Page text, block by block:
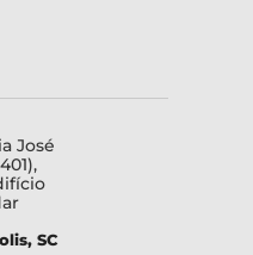
José
SC